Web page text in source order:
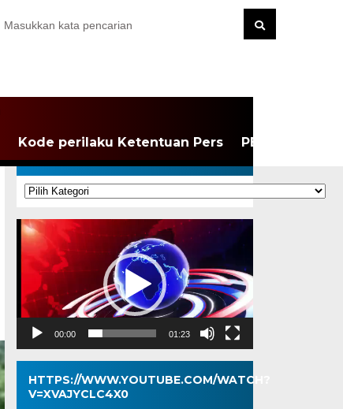
Kode perilaku Ketentuan Pers PEDOMAN
KATEGORI
Kategori
Pemutar
Video
00:00 01:23
HTTPS://WWW.YOUTUBE.COM/WATCH?
V=XVAJYCLC4X0